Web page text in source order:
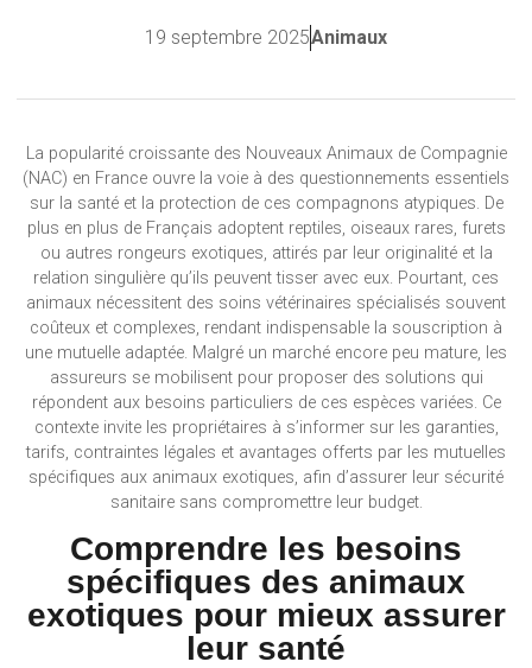
19 septembre 2025Animaux
La popularité croissante des Nouveaux Animaux de Compagnie
(NAC) en France ouvre la voie à des questionnements essentiels
sur la santé et la protection de ces compagnons atypiques. De
plus en plus de Français adoptent reptiles, oiseaux rares, furets
ou autres rongeurs exotiques, attirés par leur originalité et la
relation singulière qu’ils peuvent tisser avec eux. Pourtant, ces
animaux nécessitent des soins vétérinaires spécialisés souvent
coûteux et complexes, rendant indispensable la souscription à
une mutuelle adaptée. Malgré un marché encore peu mature, les
assureurs se mobilisent pour proposer des solutions qui
répondent aux besoins particuliers de ces espèces variées. Ce
contexte invite les propriétaires à s’informer sur les garanties,
tarifs, contraintes légales et avantages offerts par les mutuelles
spécifiques aux animaux exotiques, afin d’assurer leur sécurité
sanitaire sans compromettre leur budget.
Comprendre les besoins
spécifiques des animaux
exotiques pour mieux assurer
leur santé